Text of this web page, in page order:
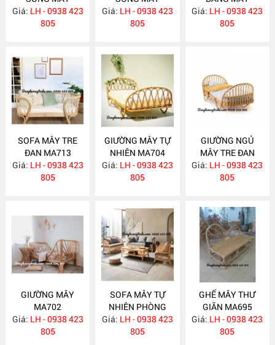
MA726
Giá: LH - 0938 423
805
MA725
Giá: LH - 0938 423
805
MA724
Giá: LH - 0938 423
805
SOFA MÂY TRE
ĐAN MA713
Giá: LH - 0938 423
805
GIƯỜNG MÂY TỰ
NHIÊN MA704
Giá: LH - 0938 423
805
GIƯỜNG NGỦ
MÂY TRE ĐAN
MA703
Giá: LH - 0938 423
805
GIƯỜNG MÂY
MA702
Giá: LH - 0938 423
805
SOFA MÂY TỰ
NHIÊN PHÒNG
KHÁCH MA697
Giá: LH - 0938 423
805
GHẾ MÂY THƯ
GIÃN MA695
Giá: LH - 0938 423
805